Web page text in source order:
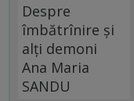
Despre
îmbătrînire și
alți demoni
Ana Maria
SANDU